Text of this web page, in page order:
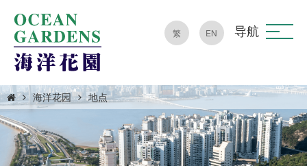
繁 EN 导航
海洋花园 地点